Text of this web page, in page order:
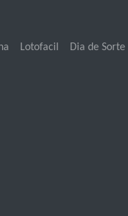
Lotofacil Dia de Sorte